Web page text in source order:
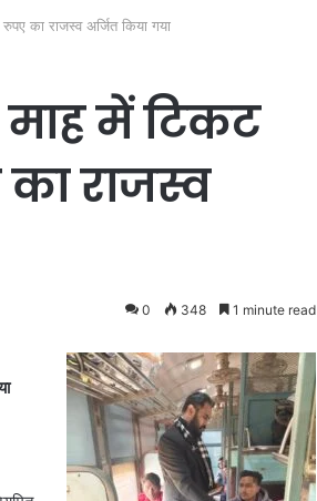
का राजस्व अर्जित किया गया
में टिकट
का राजस्व
0 348 1 minute read